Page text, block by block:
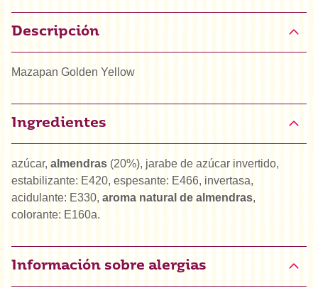
Descripción
Mazapan Golden Yellow
Ingredientes
azúcar, almendras (20%), jarabe de azúcar invertido,
estabilizante: E420, espesante: E466, invertasa,
acidulante: E330, aroma natural de almendras,
colorante: E160a.
Información sobre alergias